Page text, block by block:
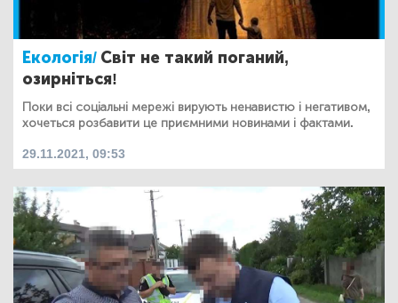
Екологія/ Світ не такий поганий,
озирніться!
Поки всі соціальні мережі вирують ненавистю і негативом,
хочеться розбавити це приємними новинами і фактами.
29.11.2021, 09:53